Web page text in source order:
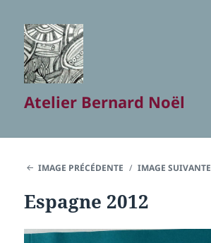
Atelier Bernard Noël
IMAGE PRÉCÉDENTE IMAGE SUIVANTE
Espagne 2012